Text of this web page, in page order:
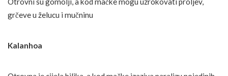
grčeve u želucu i mučninu
Kalanhoa